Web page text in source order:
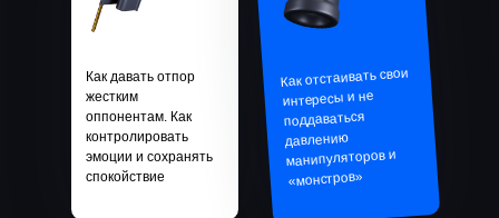
Как давать отпор
жестким
оппонентам. Как
контролировать
эмоции и сохранять
спокойствие
Как отстаивать свои
интересы и не
поддаваться
давлению
манипуляторов и
«монстров»